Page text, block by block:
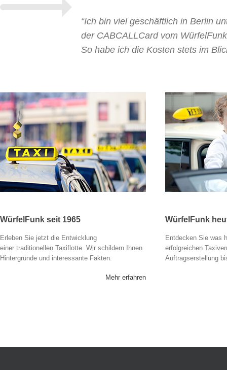
“Ich bin viel geschäftlich in Berlin
der CABCALLCard vom
So habe ich die Kosten stets im
WürfelFunk seit 1965
Erleben Sie jetzt die Entwicklung
einer traditionellen Taxiflotte. Wir schildern Ihnen
Hintergründe und interessante Fakten.
Mehr erfahren
WürfelFunk
Entdecken Sie was
erfolgreichen
Auftragserstellung